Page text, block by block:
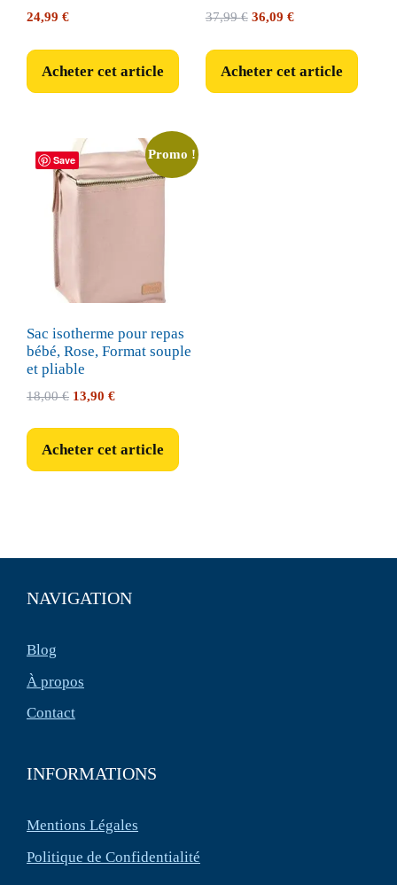
24,99 €
Acheter cet article
37,99€ Le
était :
37,99 €.
36,09 €Le
est :
36,09 €.
Acheter cet article
Save Promo !
Sac isotherme pour repas
bébé, Rose, Format souple
et pliable
18,00€ Le
était :
13,90 €Le
est :
Acheter cet article
NAVIGATION
Blog
À propos
Contact
INFORMATIONS
Mentions Légales
Politique de Confidentialité